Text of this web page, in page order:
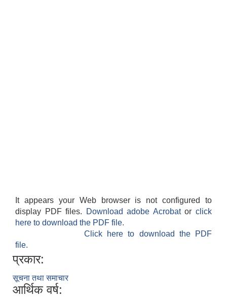
It appears your Web browser is not configured to
display PDF files.
Download adobe Acrobatorclick
here to download the PDF file.
Click here to download the PDF
file.
प्रकार:
सूचना तथा समाचार
आर्थिक वर्ष: